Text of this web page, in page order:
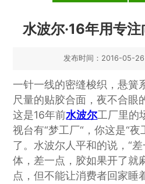
水波尔·16年用专
发布时间：2016-05-
一针一线的密缝梭织，悬簧
尺量的贴胶合面，夜不合眼
这是16年前水波尔工厂里的
视台有“梦工厂“，你这是“
了。水波尔人平和的说，“
体，差一点，胶如果开了就
点，但不能让消费者回家睡